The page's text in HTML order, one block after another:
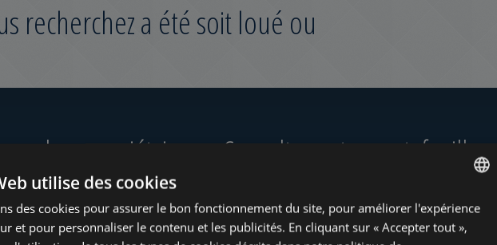
recherchez a été soit loué ou
pour les propriétaires
of August
Consultez notre portefeuille
www.tower-investments.com www.towerassistance.com
ENGLISH
HUNGARIAN
utilise des cookies
des cookies pour assurer le bon fonctionnement du site, pour améliorer l'expérience
et pour personnaliser le contenu et les publicités. En cliquant sur « Accepter tout »,